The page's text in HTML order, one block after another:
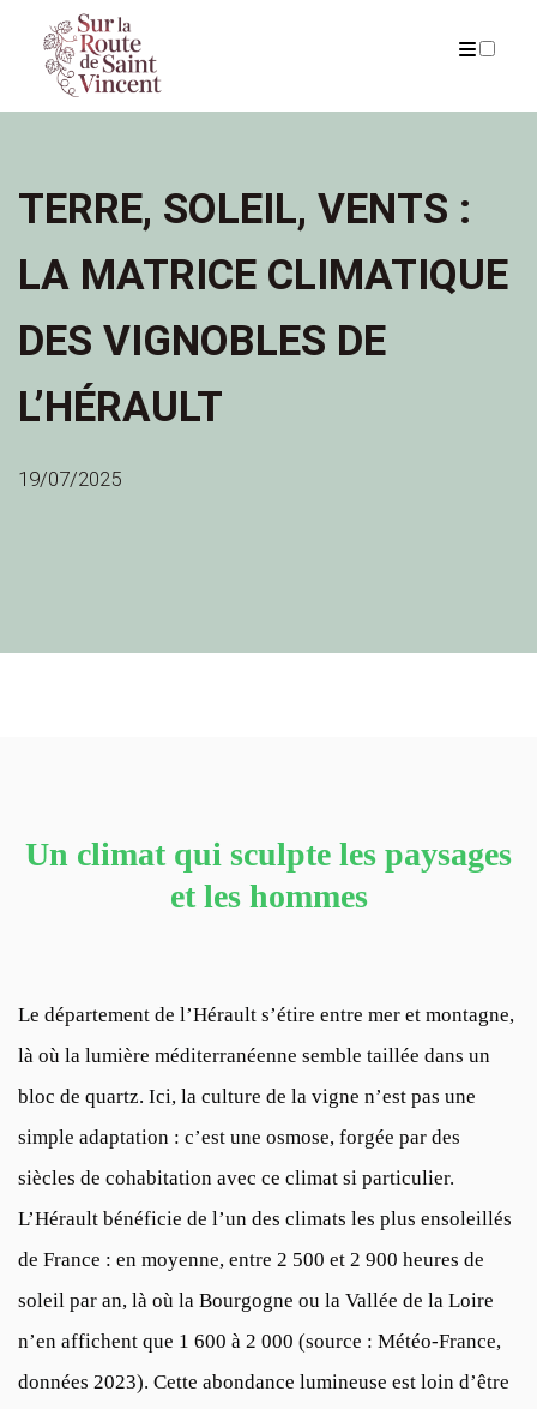
TERRE, SOLEIL, VENTS :
LA MATRICE CLIMATIQUE
DES VIGNOBLES DE
L’HÉRAULT
19/07/2025
Un climat qui sculpte les paysages
et les hommes
Le département de l’Hérault s’étire entre mer et montagne,
là où la lumière méditerranéenne semble taillée dans un
bloc de quartz. Ici, la culture de la vigne n’est pas une
simple adaptation : c’est une osmose, forgée par des
siècles de cohabitation avec ce climat si particulier.
L’Hérault bénéficie de l’un des climats les plus ensoleillés
de France : en moyenne, entre 2 500 et 2 900 heures de
soleil par an, là où la Bourgogne ou la Vallée de la Loire
n’en affichent que 1 600 à 2 000 (source : Météo-France,
données 2023). Cette abondance lumineuse est loin d’être